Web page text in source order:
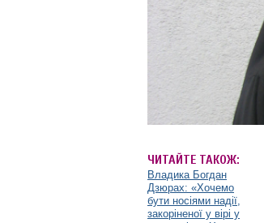
ЧИТАЙТЕ ТАКОЖ:
Владика Богдан
Дзюрах: «Хочемо
бути носіями надії,
закоріненої у вірі у